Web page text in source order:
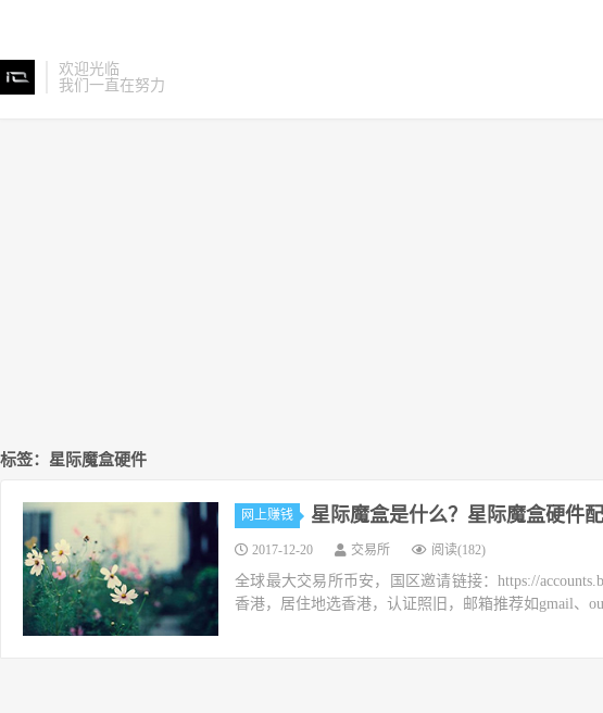
欢迎光临
我们一直在努力
标签：星际魔盒硬件
网上赚钱 星际魔盒是什么？星际魔盒硬件配
2017-12-20 交易所 阅读(182)
全球最大交易所币安，国区邀请链接：https://
香港，居住地选香港，认证照旧，邮箱推荐如gmail、